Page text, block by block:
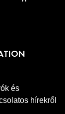
és
hírekről